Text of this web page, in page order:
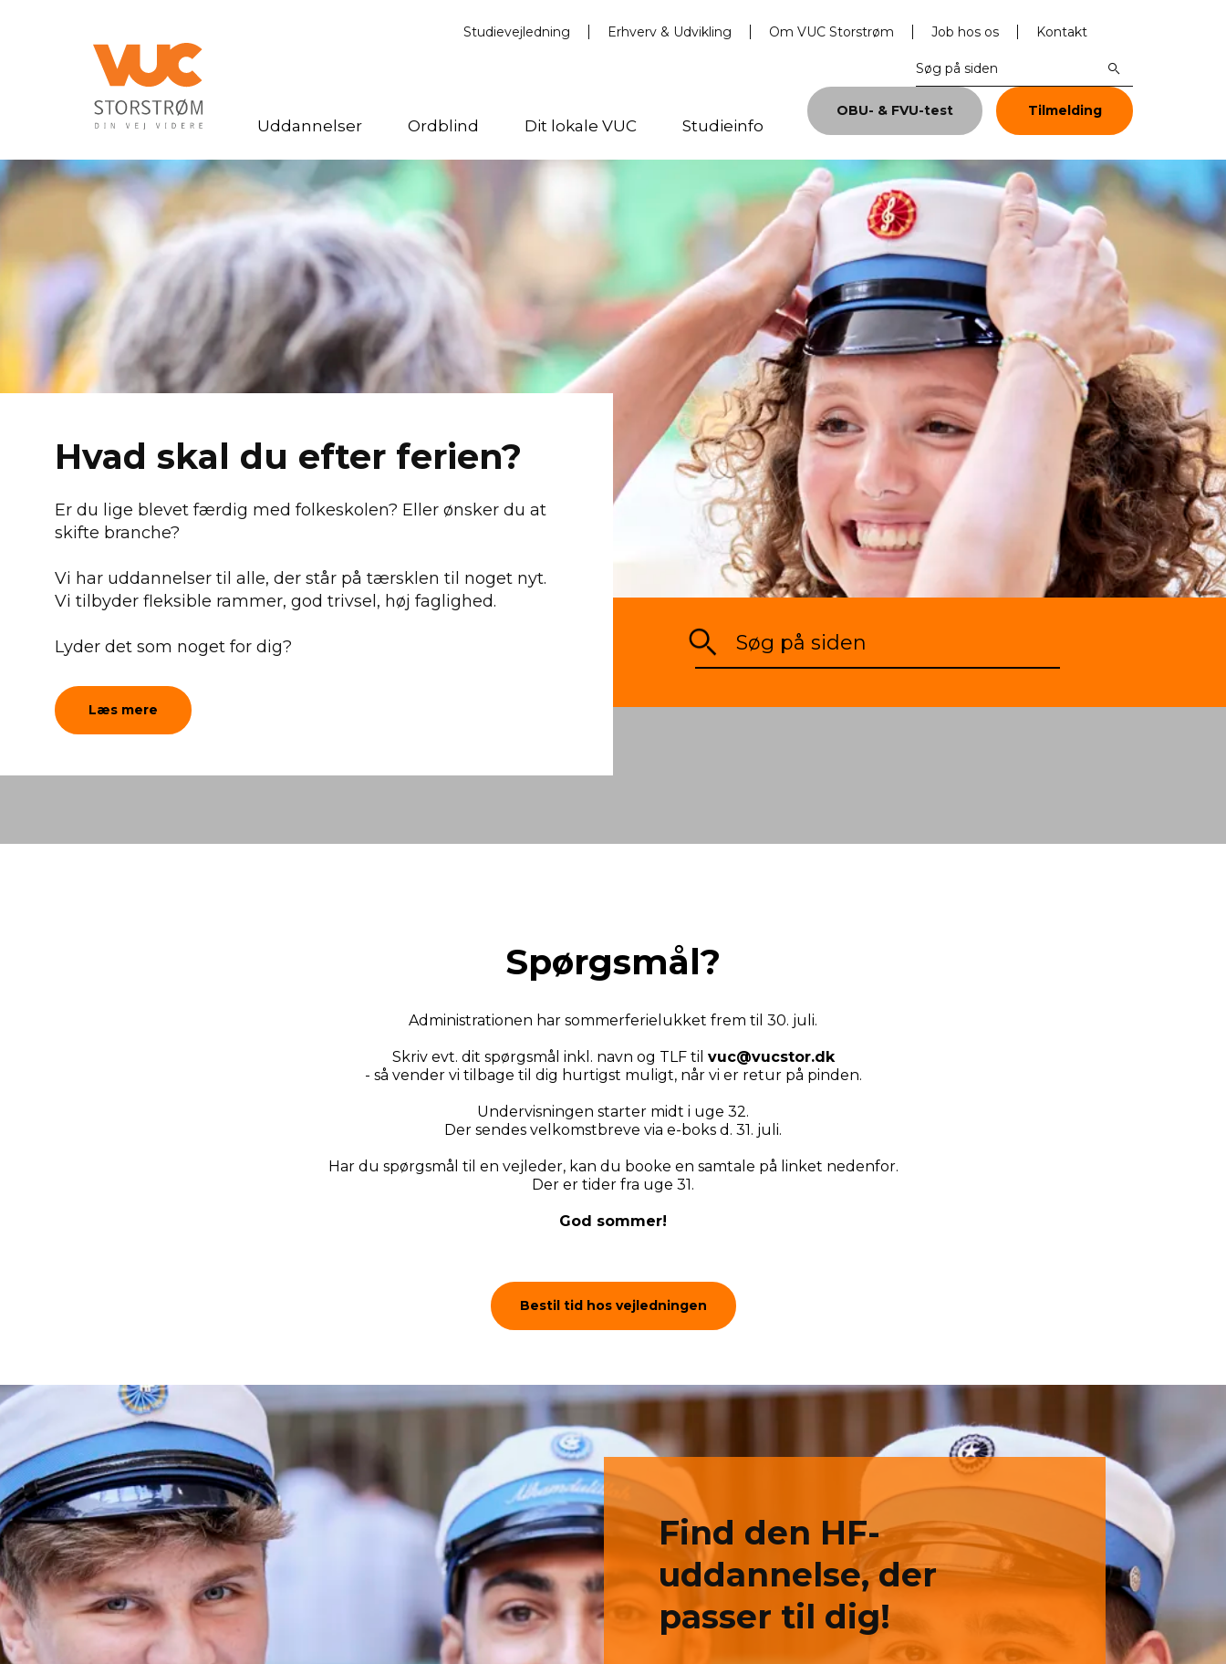
Studievejledning Erhverv & Udvikling Om VUC Storstrøm Job hos os Kontakt
Uddannelser Ordblind Dit lokale VUC Studieinfo
OBU- & FVU-test Tilmelding
Hvad skal du efter fe­ri­en?
Er du lige blevet færdig med folkeskolen? Eller ønsker du at
skifte branche?
Vi har uddannelser til alle, der står på tærsklen til noget nyt.
Vi tilbyder fleksible rammer, god trivsel, høj faglighed.
Lyder det som noget for dig?
Læs mere
Spørgs­mål?
Administrationen har sommerferielukket frem til 30. juli.
Skriv evt. dit spørgsmål inkl. navn og TLF til vuc@vucstor.dk
- så vender vi tilbage til dig hurtigst muligt, når vi er retur på pinden.
Undervisningen starter midt i uge 32.
Der sendes velkomstbreve via e-boks d. 31. juli.
Har du spørgsmål til en vejleder, kan du booke en samtale på linket nedenfor.
Der er tider fra uge 31.
God sommer!
Bestil tid hos vejledningen
Find den HF-
uddannelse, der
passer til dig!